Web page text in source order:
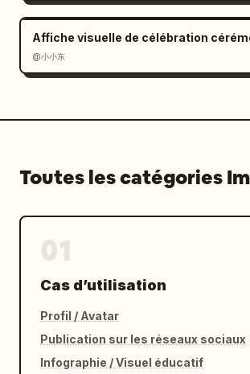
        "example_sentence": "The plant is
green.",
        "target_object": "plante verte en pot
feuilles et du pot, flèches
plante, étincelles"
manuscrite blanche claire avec des
plus petites. Numéroter chaque
exactement comme indiqué de 1 à
des marques ludiques style carnet
Affiche visuelle de célébration
@小小东
Toutes les catégories
Cas d’utilisation
Profil / Avatar
Publication sur les réseaux sociaux
Infographie / Visuel éducatif